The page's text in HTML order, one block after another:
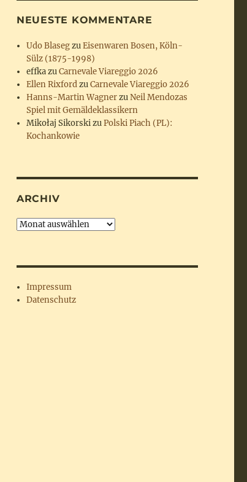
NEUESTE KOMMENTARE
Udo BlasegzuEisenwaren Bosen, Köln-
Sülz (1875-1998)
effkazuCarnevale Viareggio 2026
Ellen RixfordzuCarnevale Viareggio 2026
Hanns-Martin WagnerzuNeil Mendozas
Spiel mit Gemäldeklassikern
Mikołaj SikorskizuPolski Piach (PL):
Kochankowie
ARCHIV
Archiv
Impressum
Datenschutz